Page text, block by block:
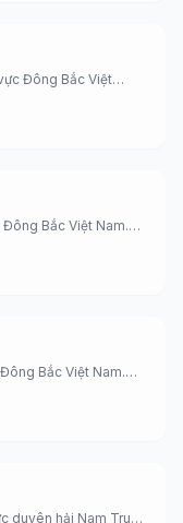
Đông Bắc Việt
Bắc Việt Nam.
Bắc Việt Nam.
duyên hải Nam Trung